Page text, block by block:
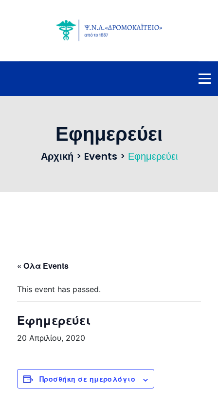
Εφημερεύει
Αρχική > Events > Εφημερεύει
« Όλα Events
This event has passed.
Εφημερεύει
20 Απριλίου, 2020
Προσθήκη σε ημερολόγιο